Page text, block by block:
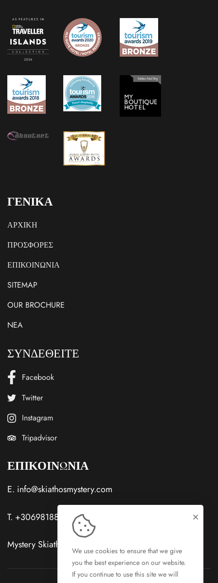
ΓΕΝΙΚΑ
ΑΡΧΙΚΗ
ΠΡΟΣΦΟΡΕΣ
ΕΠΙΚΟΙΝΩΝΙΑ
SITEMAP
OUR BROCHURE
NEA
ΣΥΝΔΕΘΕΙΤΕ
Facebook
Twitter
Instagram
Tripadvisor
ΕΠΙΚΟΙΝΩΝΙΑ
E. info@skiathosmystery.com
T. +306981885581
Mystery Skiathos Hotels Skiathos Town, Skiathos
We use cookies to ensure that we give
you the best experience on our website.
If you continue to use this site we will